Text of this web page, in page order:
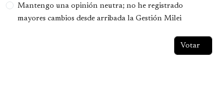
Mantengo una opinión neutra; no he registrado
mayores cambios desde arribada la Gestión Milei